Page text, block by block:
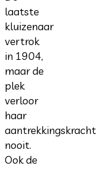
laatste
kluizenaar
vertrok
in 1904,
maar de
plek
verloor
haar
aantrekkingskracht
nooit.
Ook de